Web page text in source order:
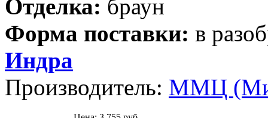
Отделка: браун
Форма поставки: в
Индра
Производитель: ММЦ